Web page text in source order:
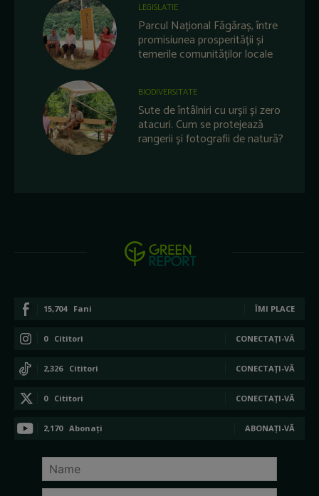
LEGISLATIE
Parcul Național Făgăraș, între
promisiunea prosperității și
temerile comunităților locale
BIODIVERSITATE
Sute de întâlniri cu urșii și zero
atacuri. Cum se protejează
rangerii și fotografii de natură?
15,704 Fani ÎMI PLACE
0 Cititori CONECTAȚI-VĂ
2,326 Cititori CONECTAȚI-VĂ
0 Cititori CONECTAȚI-VĂ
2,170 Abonați ABONAȚI-VĂ